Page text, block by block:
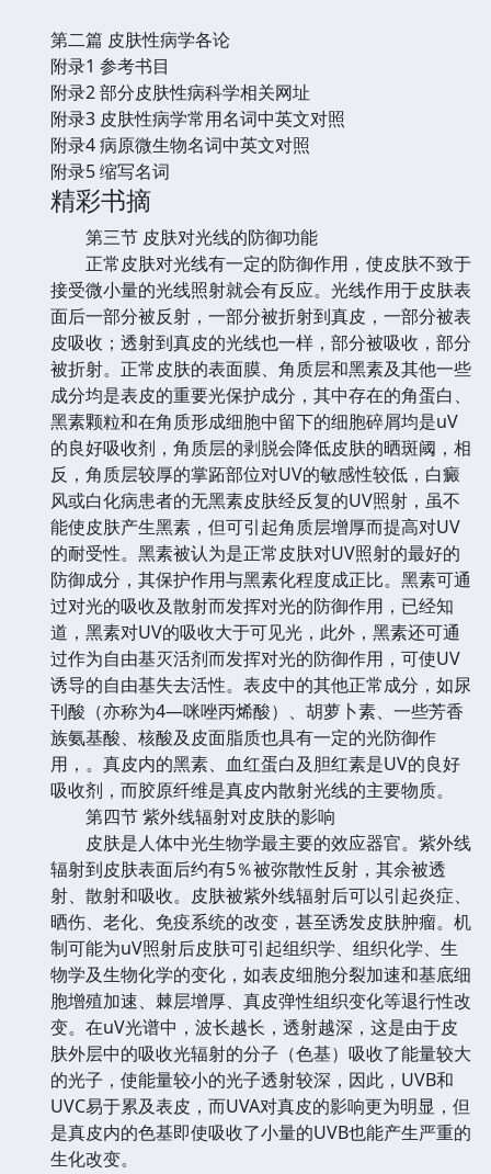
第二篇 皮肤性病学各论
附录1 参考书目
附录2 部分皮肤性病科学相关网址
附录3 皮肤性病学常用名词中英文对照
附录4 病原微生物名词中英文对照
附录5 缩写名词
精彩书摘
第三节 皮肤对光线的防御功能
正常皮肤对光线有一定的防御作用，使皮肤不致于
接受微小量的光线照射就会有反应。光线作用于皮肤表
面后一部分被反射，一部分被折射到真皮，一部分被表
皮吸收；透射到真皮的光线也一样，部分被吸收，部分
被折射。正常皮肤的表面膜、角质层和黑素及其他一些
成分均是表皮的重要光保护成分，其中存在的角蛋白、
黑素颗粒和在角质形成细胞中留下的细胞碎屑均是uV
的良好吸收剂，角质层的剥脱会降低皮肤的晒斑阈，相
反，角质层较厚的掌跖部位对UV的敏感性较低，白癜
风或白化病患者的无黑素皮肤经反复的UV照射，虽不
能使皮肤产生黑素，但可引起角质层增厚而提高对UV
的耐受性。黑素被认为是正常皮肤对UV照射的最好的
防御成分，其保护作用与黑素化程度成正比。黑素可通
过对光的吸收及散射而发挥对光的防御作用，已经知
道，黑素对UV的吸收大于可见光，此外，黑素还可通
过作为自由基灭活剂而发挥对光的防御作用，可使UV
诱导的自由基失去活性。表皮中的其他正常成分，如尿
刊酸（亦称为4—咪唑丙烯酸）、胡萝卜素、一些芳香
族氨基酸、核酸及皮面脂质也具有一定的光防御作
用，。真皮内的黑素、血红蛋白及胆红素是UV的良好
吸收剂，而胶原纤维是真皮内散射光线的主要物质。
第四节 紫外线辐射对皮肤的影响
皮肤是人体中光生物学最主要的效应器官。紫外线
辐射到皮肤表面后约有5％被弥散性反射，其余被透
射、散射和吸收。皮肤被紫外线辐射后可以引起炎症、
晒伤、老化、免疫系统的改变，甚至诱发皮肤肿瘤。机
制可能为uV照射后皮肤可引起组织学、组织化学、生
物学及生物化学的变化，如表皮细胞分裂加速和基底细
胞增殖加速、棘层增厚、真皮弹性组织变化等退行性改
变。在uV光谱中，波长越长，透射越深，这是由于皮
肤外层中的吸收光辐射的分子（色基）吸收了能量较大
的光子，使能量较小的光子透射较深，因此，UVB和
UVC易于累及表皮，而UVA对真皮的影响更为明显，但
是真皮内的色基即使吸收了小量的UVB也能产生严重的
生化改变。